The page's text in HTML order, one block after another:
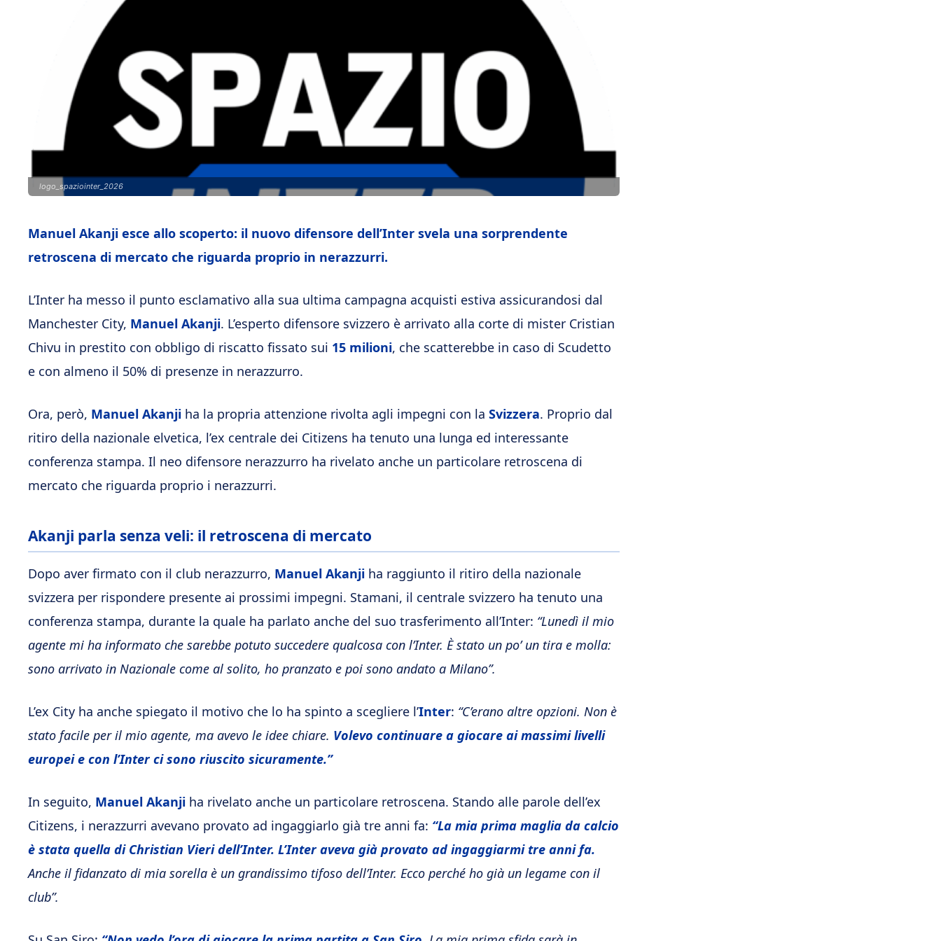
logo_spaziointer_2026
Manuel Akanji esce allo scoperto: il nuovo difensore dell’Inter svela una sorprendente
retroscena di mercato che riguarda proprio in nerazzurri.
L’Inter ha messo il punto esclamativo alla sua ultima campagna acquisti estiva assicurandosi dal
Manchester City, Manuel Akanji. L’esperto difensore svizzero è arrivato alla corte di mister Cristian
Chivu in prestito con obbligo di riscatto fissato sui 15 milioni, che scatterebbe in caso di Scudetto
e con almeno il 50% di presenze in nerazzurro.
Ora, però, Manuel Akanji ha la propria attenzione rivolta agli impegni con la Svizzera. Proprio dal
ritiro della nazionale elvetica, l’ex centrale dei Citizens ha tenuto una lunga ed interessante
conferenza stampa. Il neo difensore nerazzurro ha rivelato anche un particolare retroscena di
mercato che riguarda proprio i nerazzurri.
Akanji parla senza veli: il retroscena di mercato
Dopo aver firmato con il club nerazzurro, Manuel Akanji ha raggiunto il ritiro della nazionale
svizzera per rispondere presente ai prossimi impegni. Stamani, il centrale svizzero ha tenuto una
conferenza stampa, durante la quale ha parlato anche del suo trasferimento all’Inter: “Lunedì il mio
agente mi ha informato che sarebbe potuto succedere qualcosa con l’Inter. È stato un po’ un tira e molla:
sono arrivato in Nazionale come al solito, ho pranzato e poi sono andato a Milano”.
L’ex City ha anche spiegato il motivo che lo ha spinto a scegliere l’Inter: “C’erano altre opzioni. Non è
stato facile per il mio agente, ma avevo le idee chiare. Volevo continuare a giocare ai massimi livelli
europei e con l’Inter ci sono riuscito sicuramente.”
In seguito, Manuel Akanji ha rivelato anche un particolare retroscena. Stando alle parole dell’ex
Citizens, i nerazzurri avevano provato ad ingaggiarlo già tre anni fa: “La mia prima maglia da calcio
è stata quella di Christian Vieri dell’Inter. L’Inter aveva già provato ad ingaggiarmi tre anni fa.
Anche il fidanzato di mia sorella è un grandissimo tifoso dell’Inter. Ecco perché ho già un legame con il
club”.